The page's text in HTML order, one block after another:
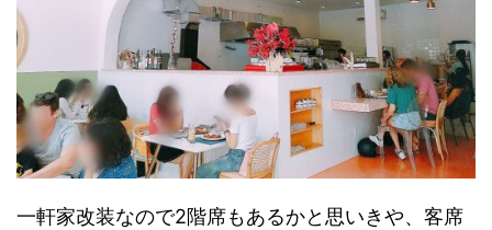
一軒家改装なので2階席もあるかと思いきや、客席